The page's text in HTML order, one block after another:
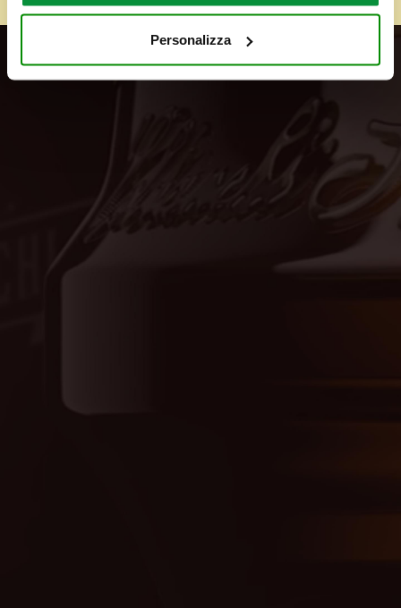
servizi. Per maggiori informazioni circa l’utilizzo dei
cookie consultare la cookie policy. Se clicchi sulla “X” per
chiudere il banner, non verranno installati cookie sul tuo
dispositivo ad eccezione di quelli necessari ai fini del
Personalizza